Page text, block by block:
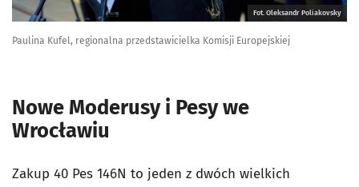
Fot. Oleksandr Poliakovsky
Paulina Kufel, regionalna przedstawicielka Komisji Europejskiej
Nowe Moderusy i Pesy we
Wrocławiu
Zakup 40 Pes 146N to jeden z dwóch wielkich